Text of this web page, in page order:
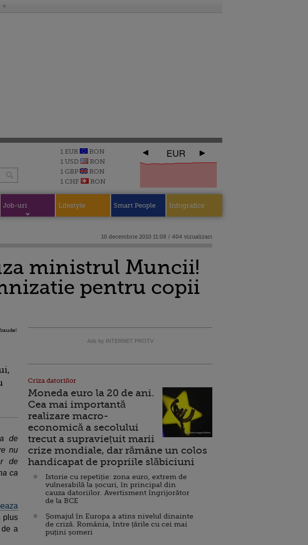
1 EUR
RON
1 USD
RON
1 GBP
RON
1 CHF
RON
EUR
Job-uri Lifestyle Smart People Infografice
10 decembrie 2010 11:08 / 404 vizualizari
ministrul Muncii!
pentru copii
de
nu
de
ca
plus
a
Ads by INTERNET PROTV
Criza datoriilor
Moneda euro la 20 de ani.
Cea mai importantă
realizare macro-
economică a secolului
trecut a supraviețuit marii
crize mondiale, dar rămâne un colos
handicapat de propriile slăbiciuni
Istorie cu repetiție: zona euro, extrem de
vulnerabilă la șocuri, în principal din
cauza datoriilor. Avertisment îngrijorător
de la BCE
Șomajul în Europa a atins nivelul dinainte
de criză. România, între țările cu cei mai
puțini șomeri